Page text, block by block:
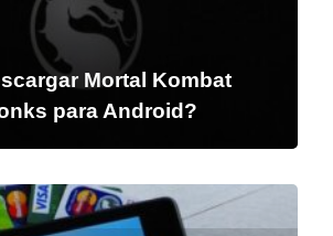
Mortal Kombat
para Android?